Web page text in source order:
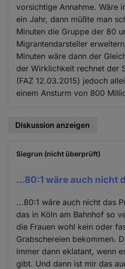
vorsichtige Annahme. Wäre
ein Jahr, dann müßte man
Minuten die Gruppe der 80
Migrantendarsteller
Minuten wäre dann der
der Wirklichkeit rechnet der
(FAZ 12.03.2015) jedoch
einem Ansturm von 800
Diskussion anzeigen
Siegrun (nicht überprüft)
...80:1 wäre auch nicht
...80:1 wäre auch nicht das
das in Köln am Bahnhof so
die Frauen wohl kein oder
Grabschereien bekommen.
immer dann eklatant, wenn
gibt. Und dann ist mir das